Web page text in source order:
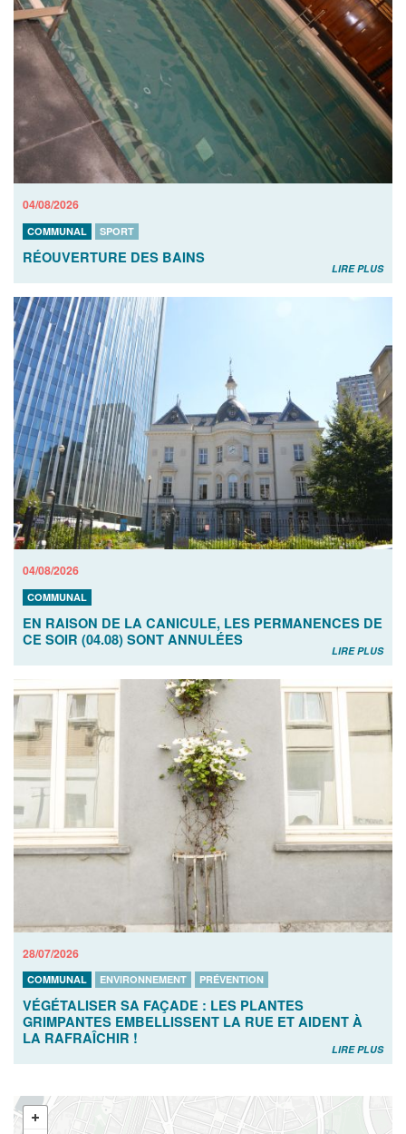
04/08/2026
COMMUNAL SPORT
RÉOUVERTURE DES BAINS
LIRE PLUS
04/08/2026
COMMUNAL
EN RAISON DE LA CANICULE, LES PERMANENCES DE
CE SOIR (04.08) SONT ANNULÉES
LIRE PLUS
28/07/2026
COMMUNAL ENVIRONNEMENT PRÉVENTION
VÉGÉTALISER SA FAÇADE : LES PLANTES
GRIMPANTES EMBELLISSENT LA RUE ET AIDENT À
LA RAFRAÎCHIR !
LIRE PLUS